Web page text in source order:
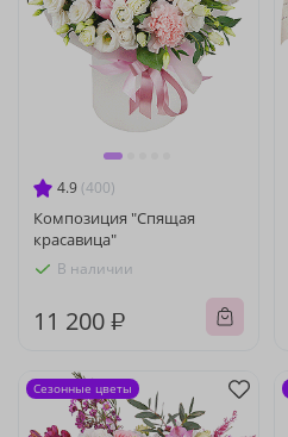
4.9 (400)
Композиция "Спящая
красавица"
В наличии
11 200 ₽
Сезонные цветы